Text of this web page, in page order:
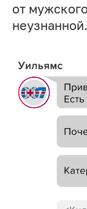
от
неузнанной.